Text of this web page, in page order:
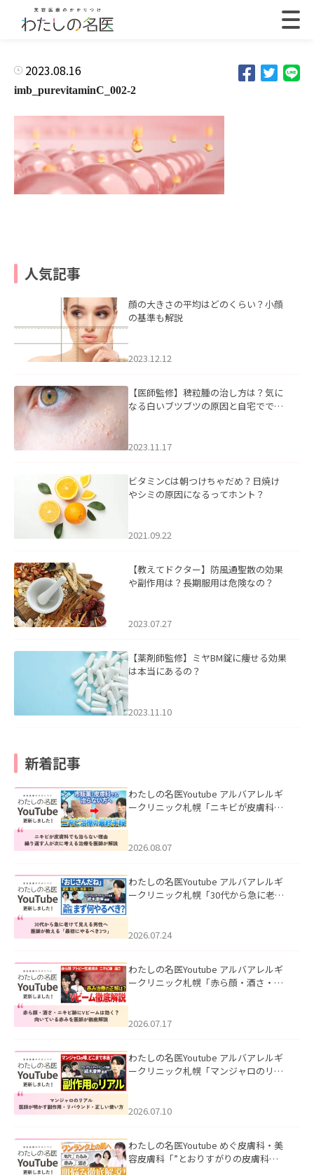
2023.08.16
imb_purevitaminC_002-2
人気記事
顔の大きさの平均はどのくらい？小顔
の基準も解説
2023.12.12
【医師監修】稗粒腫の治し方は？気に
なる白いブツブツの原因と自宅ででき
2023.11.17
ビタミンCは朝つけちゃだめ？日焼け
やシミの原因になるってホント？
2021.09.22
【教えてドクター】防風通聖散の効果
や副作用は？長期服用は危険なの？
2023.07.27
【薬剤師監修】ミヤBM錠に痩せる効果
は本当にあるの？
2023.11.10
新着記事
わたしの名医Youtube アルバアレルギ
ークリニック札幌「ニキビが皮膚科で
ました。
2026.08.07
わたしの名医Youtube アルバアレルギ
ークリニック札幌「30代から急に老け
た。
2026.07.24
わたしの名医Youtube アルバアレルギ
ークリニック札幌「赤ら顔・酒さ・ニ
した。
2026.07.17
わたしの名医Youtube アルバアレルギ
ークリニック札幌「マンジャロのリア
た。
2026.07.10
わたしの名医Youtube めぐ皮膚科・美
容皮膚科「”とおりすがりの皮膚科